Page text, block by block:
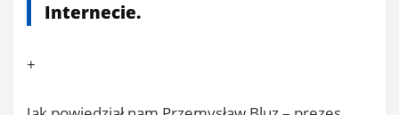
Internecie.
+